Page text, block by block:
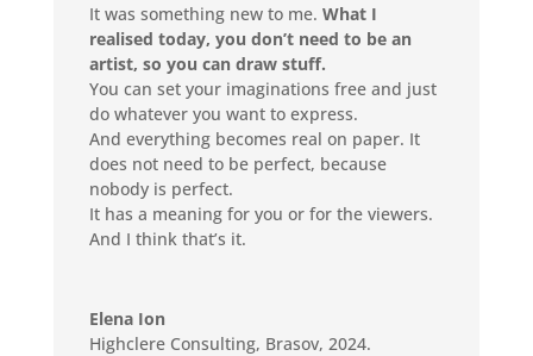
It was something new to me. What I
realised today, you don’t need to be an
artist, so you can draw stuff.
You can set your imaginations free and just
do whatever you want to express.
And everything becomes real on paper. It
does not need to be perfect, because
nobody is perfect.
It has a meaning for you or for the viewers.
And I think that’s it.
Elena Ion
Highclere Consulting, Brasov, 2024.